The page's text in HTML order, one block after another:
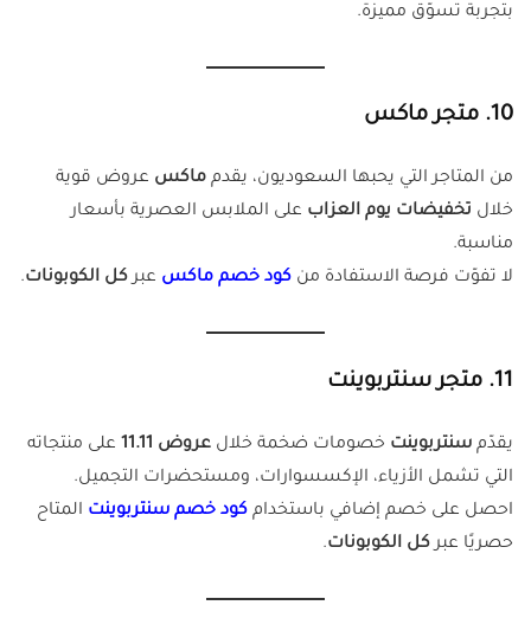
بتجربة تسوّق مميزة.
10. متجر ماكس
من المتاجر التي يحبها السعوديون، يقدم ماكس عروض قوية
خلال تخفيضات يوم العزاب على الملابس العصرية بأسعار
مناسبة.
لا تفوّت فرصة الاستفادة من كود خصم ماكس عبركل الكوبونات.
11. متجر سنتربوينت
يقدّم سنتربوينت خصومات ضخمة خلال عروض 11.11
على منتجاته
التي تشمل الأزياء، الإكسسوارات، ومستحضرات التجميل.
احصل على خصم إضافي باستخدام كود خصم سنتربوينت المتاح
حصريًا عبركل الكوبونات.